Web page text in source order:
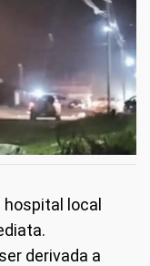
local
derivada a